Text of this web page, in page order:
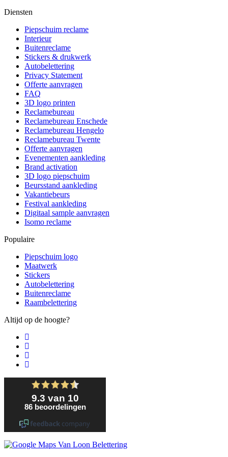
Diensten
Piepschuim reclame
Interieur
Buitenreclame
Stickers & drukwerk
Autobelettering
Privacy Statement
Offerte aanvragen
FAQ
3D logo printen
Reclamebureau
Reclamebureau Enschede
Reclamebureau Hengelo
Reclamebureau Twente
Offerte aanvragen
Evenementen aankleding
Brand activation
3D logo piepschuim
Beursstand aankleding
Vakantiebeurs
Festival aankleding
Digitaal sample aanvragen
Isomo reclame
Populaire
Piepschuim logo
Maatwerk
Stickers
Autobelettering
Buitenreclame
Raambelettering
Altijd op de hoogte?